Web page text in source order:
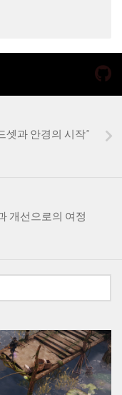
셋과 안경의 시작”
개선으로의 여정